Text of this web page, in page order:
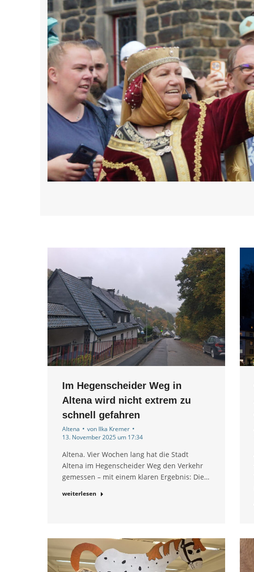
Im Hegenscheider Weg in
Altena wird nicht extrem zu
schnell gefahren
Altena von Ilka Kremer
13. November 2025 um 17:34
Altena. Vier Wochen lang hat die Stadt
Altena im Hegenscheider Weg den Verkehr
gemessen – mit einem klaren Ergebnis: Die…
weiterlesen